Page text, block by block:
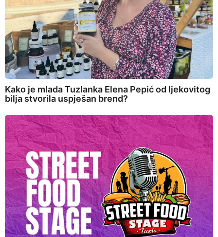
Kako je mlada Tuzlanka Elena Pepić od ljekovitog
bilja stvorila uspješan brend?